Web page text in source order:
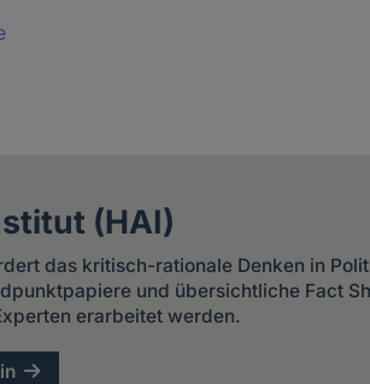
(HAI)
das kritisch-rationale Denken in
und übersichtliche Fact
erarbeitet werden.